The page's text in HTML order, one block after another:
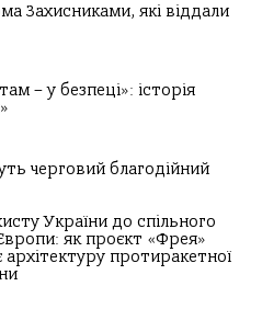
Захисниками, які віддали
– у безпеці»: історія
черговий благодійний
України до спільного
як проєкт «Фрея»
архітектуру протиракетної